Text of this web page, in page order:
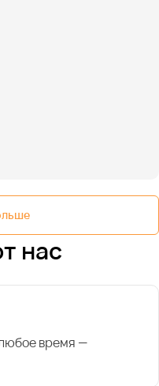
нас
время —